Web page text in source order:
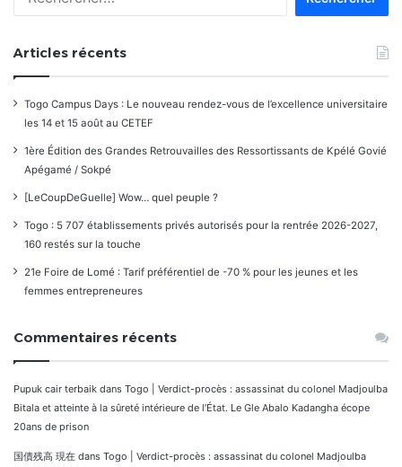
Articles récents
Togo Campus Days : Le nouveau rendez-vous de l’excellence universitaire
les 14 et 15 août au CETEF
1ère Édition des Grandes Retrouvailles des Ressortissants de Kpélé Govié
Apégamé / Sokpé
[LeCoupDeGuelle] Wow… quel peuple ?
Togo : 5 707 établissements privés autorisés pour la rentrée 2026-2027,
160 restés sur la touche
21e Foire de Lomé : Tarif préférentiel de -70 % pour les jeunes et les
femmes entrepreneures
Commentaires récents
Pupuk cair terbaik dans Togo | Verdict-procès : assassinat du colonel Madjoulba
Bitala et atteinte à la sûreté intérieure de l’État. Le Gle Abalo Kadangha écope
20ans de prison
国債残高 現在 dans Togo | Verdict-procès : assassinat du colonel Madjoulba